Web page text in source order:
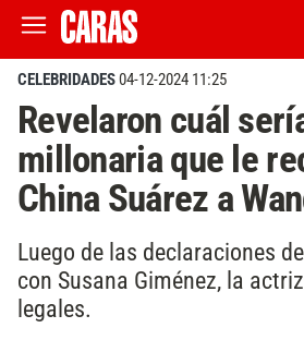
CELEBRIDADES04-12-2024 11:25
Revelaron cuál
millonaria que le
China Suárez a
Luego de las declaraciones
con Susana Giménez, la
legales.